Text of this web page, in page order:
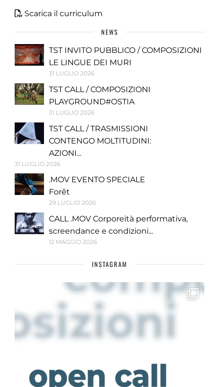
Scarica il curriculum
NEWS
TST INVITO PUBBLICO / COMPOSIZIONI
LE LINGUE DEI MURI
31 LUGLIO 2026
TST CALL / COMPOSIZIONI
PLAYGROUND#OSTIA
31 LUGLIO 2026
TST CALL / TRASMISSIONI
CONTENGO MOLTITUDINI:
AZIONI...
31 LUGLIO 2026
.MOV EVENTO SPECIALE
Forêt
29 LUGLIO 2026
CALL .MOV Corporeità performativa,
screendance e condizioni...
12 MAGGIO 2026
INSTAGRAM